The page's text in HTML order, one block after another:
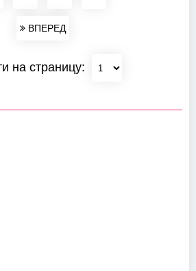
ВПЕРЕД
на страницу: